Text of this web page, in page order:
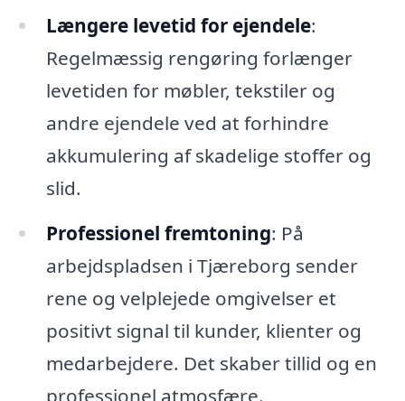
Længere levetid for ejendele:
Regelmæssig rengøring forlænger
levetiden for møbler, tekstiler og
andre ejendele ved at forhindre
akkumulering af skadelige stoffer og
slid.
Professionel fremtoning: På
arbejdspladsen i Tjæreborg sender
rene og velplejede omgivelser et
positivt signal til kunder, klienter og
medarbejdere. Det skaber tillid og en
professionel atmosfære.